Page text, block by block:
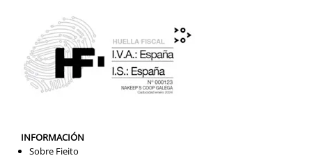
INFORMACIÓN
Sobre Fieito